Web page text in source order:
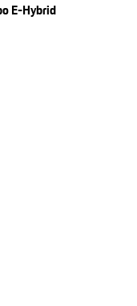
E-Hybrid